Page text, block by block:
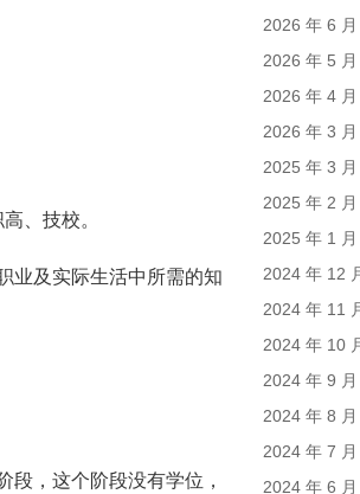
、技校。
业及实际生活中所需的知
段，这个阶段没有学位，
2026 年 6 月
2026 年 5 月
2026 年 4 月
2026 年 3 月
2025 年 3 月
2025 年 2 月
2025 年 1 月
2024 年 12
2024 年 11
2024 年 10
2024 年 9 月
2024 年 8 月
2024 年 7 月
2024 年 6 月